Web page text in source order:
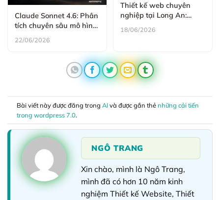
Claude Sonnet 4.6: Phân
tích chuyên sâu mô hình
AI thế hệ mới của
Anthropic
22/06/2026
Thiết kế web chuyên
nghiệp tại Long An:
Nâng tầm thương hiệu
doanh nghiệp
18/06/2026
Bài viết này được đăng trongAIvà được gắn thẻ những cải tiến
trong wordpress 7.0.
NGÔ TRANG
Xin chào, mình là Ngô Trang,
mình đã có hơn 10 năm kinh
nghiệm Thiết kế Website, Thiết